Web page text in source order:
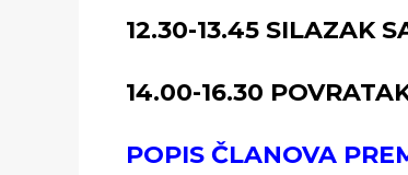
12.30-13.45 SILAZAK
14.00-16.30
POPIS ČLANOVA